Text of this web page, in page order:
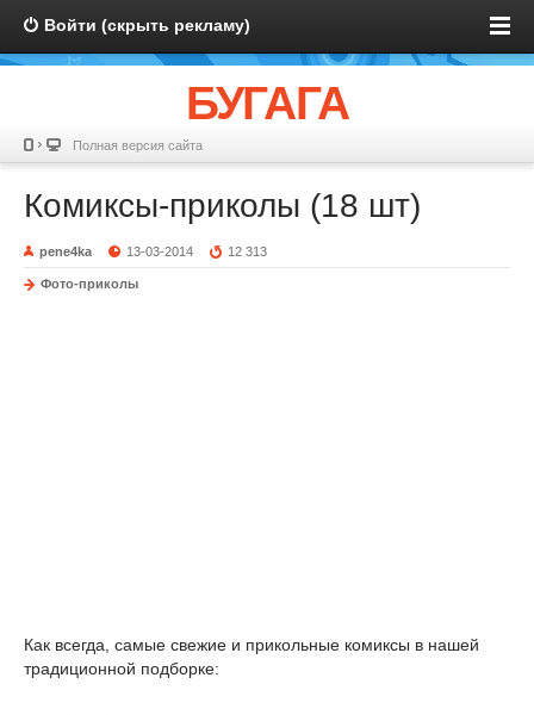
Войти (скрыть рекламу)
БУГАГА
Полная версия сайта
Комиксы-приколы (18 шт)
pene4ka 13-03-2014 12 313
Фото-приколы
Как всегда, самые свежие и прикольные комиксы в нашей
традиционной подборке: